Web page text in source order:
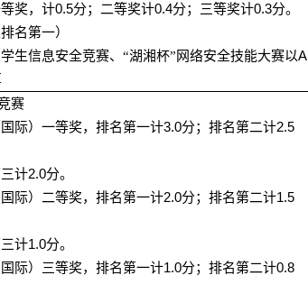
奖，计0.5分；二等奖计0.4分；三等奖计0.3分。
名第一）
生信息安全竞赛、“湖湘杯”网络安全技能大赛以A
赛
国际）一等奖，排名第一计3.0分；排名第二计2.5
计2.0分。
国际）二等奖，排名第一计2.0分；排名第二计1.5
计1.0分。
国际）三等奖，排名第一计1.0分；排名第二计0.8